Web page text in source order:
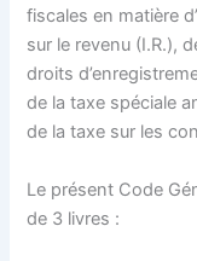
fiscales en matière
sur le revenu (I.R.),
droits
de la taxe spéciale
de la taxe sur les
Le présent Code
de 3 livres :